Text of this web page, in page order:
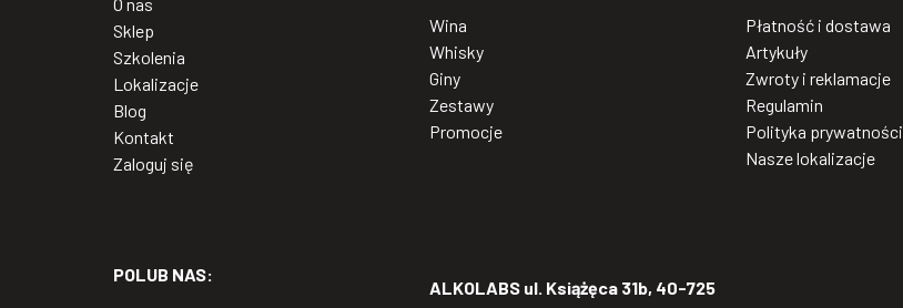
O nas
Sklep
Szkolenia
Lokalizacje
Blog
Kontakt
Zaloguj się
POLUB NAS:
Wina
Whisky
Giny
Zestawy
Promocje
ALKOLABS ul. Książęca 31b, 40-725
Płatność i dostawa
Artykuły
Zwroty i reklamacje
Regulamin
Polityka prywatności
Nasze lokalizacje